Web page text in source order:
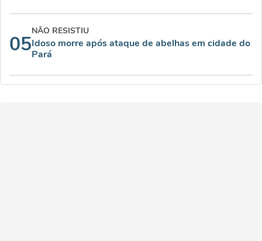
05
NÃO RESISTIU
Idoso morre após ataque de abelhas em cidade do
Pará